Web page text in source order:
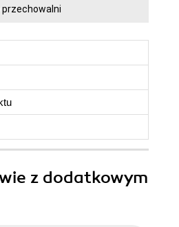
przechowalni
z dodatkowym